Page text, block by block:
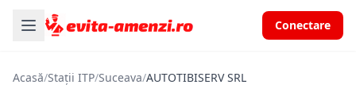
Conectare
Acasă/Stații ITP/Suceava/AUTOTIBISERV SRL